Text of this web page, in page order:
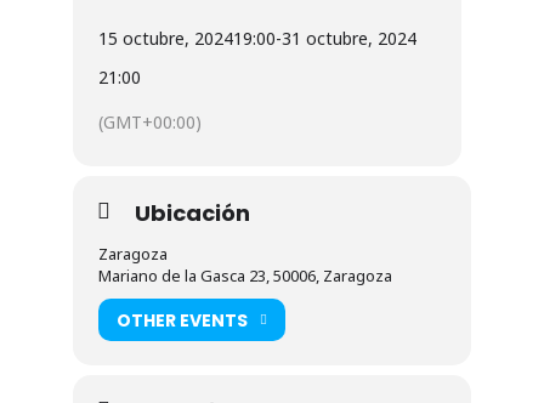
15 octubre, 202419:00-31 octubre, 2024
21:00
(GMT+00:00)
Ubicación
Zaragoza
Mariano de la Gasca 23, 50006, Zaragoza
OTHER EVENTS